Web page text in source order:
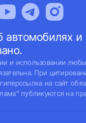
автомобилях и
и использовании
При
на сайт
публикуются на